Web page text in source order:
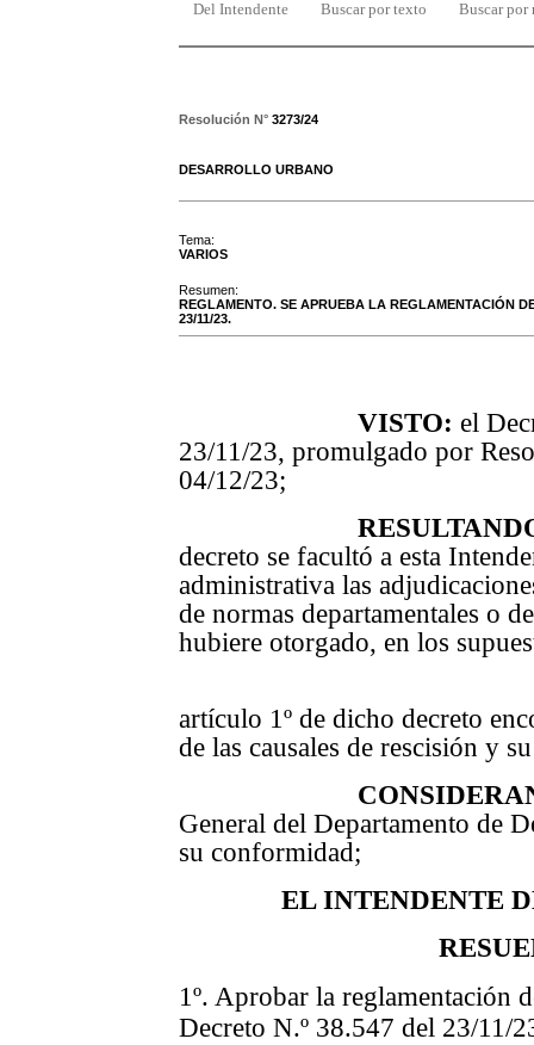
Del Intendente Buscar por texto Buscar por
Resolución N° 3273/24
DESARROLLO URBANO
Tema:
VARIOS
Resumen:
REGLAMENTO. SE APRUEBA LA REGLAMENTACIÓN
23/11/23.
VISTO: el
23/11/23, promulgado por
04/12/23;
decreto se facultó a esta
administrativa las
de normas departamentales o
hubiere otorgado, en los
artículo 1º de dicho decreto
de las causales de rescisión y
General del Departamento de
su conformidad;
EL INTENDENTE
1º. Aprobar la reglamentación
Decreto N.º 38.547 del 23/11/